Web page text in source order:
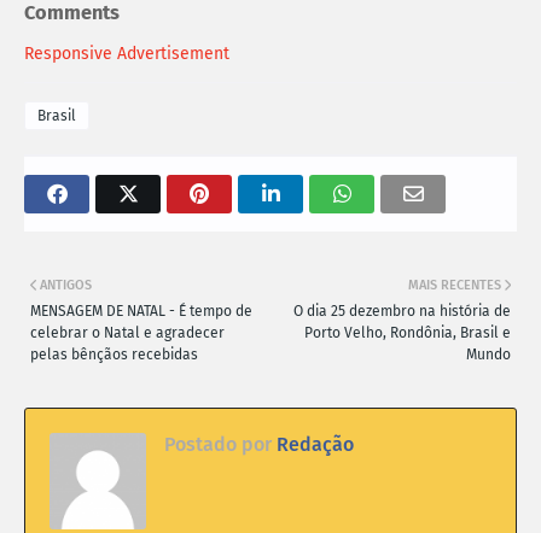
Comments
Responsive Advertisement
Brasil
MAIS RECENTES
O dia 25 dezembro na história de
Porto Velho, Rondônia, Brasil e
Mundo
ANTIGOS
MENSAGEM DE NATAL - É tempo de
celebrar o Natal e agradecer
pelas bênçãos recebidas
Postado por Redação